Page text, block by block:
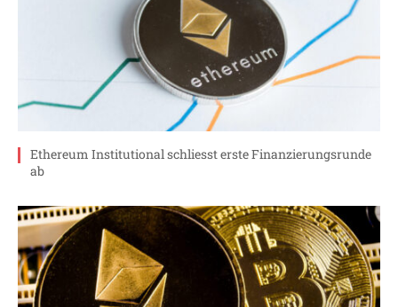
Ethereum Institutional schliesst erste Finanzierungsrunde
ab